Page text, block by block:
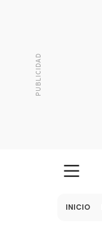
INICIO